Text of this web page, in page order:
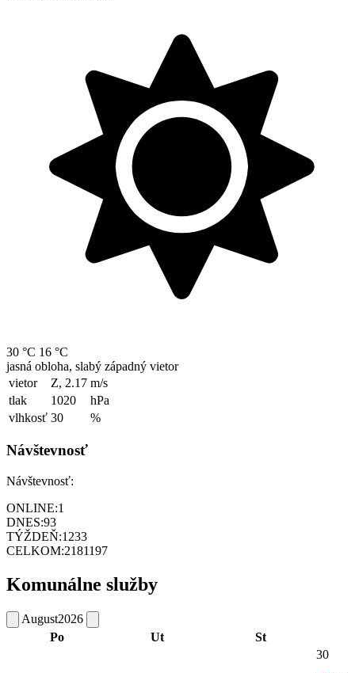
30 °C 16 °C
jasná obloha, slabý západný vietor
vietor
Z, 2.17 m/s
tlak
1020
hPa
vlhkosť 30 %
Návštevnosť
Návštevnosť:
ONLINE:1
DNES:93
TÝŽDEŇ:1233
CELKOM:2181197
Komunálne služby
August2026
Po
Ut St
30